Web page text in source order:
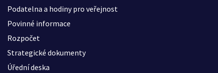
Podatelna a hodiny pro veřejnost
Povinné informace
Rozpočet
Strategické dokumenty
Úřední deska